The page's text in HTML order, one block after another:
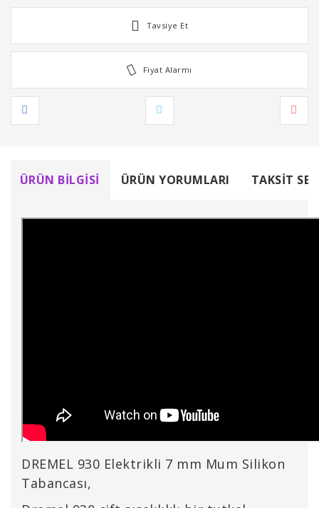
Tavsiye Et
Fiyat Alarmı
ÜRÜN BILGISI ÜRÜN YORUMLARI TAKSIT
DREMEL 930 Elektrikli 7 mm Mum Silikon
Tabancası,